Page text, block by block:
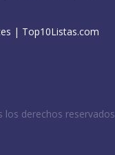
| Top10Listas.com
los derechos reservados